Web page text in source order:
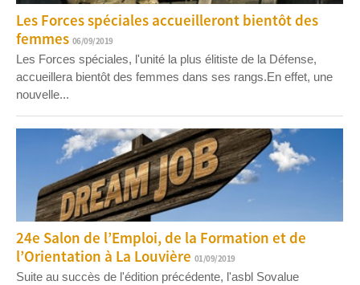
Les Forces spéciales accueilleront bientôt des
femmes 06/09/2019
Les Forces spéciales, l'unité la plus élitiste de la Défense,
accueillera bientôt des femmes dans ses rangs.En effet, une
nouvelle...
24e Salon de l’Emploi, de la Formation et de
l’Orientation à La Louvière 01/09/2019
Suite au succès de l'édition précédente, l'asbl Sovalue